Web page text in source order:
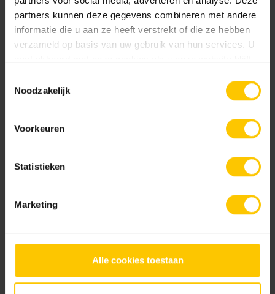
partners kunnen deze gegevens combineren met andere
informatie die u aan ze heeft verstrekt of die ze hebben
verzameld op basis van uw gebruik van hun services. U
Noodzakelijk
Voorkeuren
Statistieken
Marketing
Alle cookies toestaan
Grijs
Midden Bruin